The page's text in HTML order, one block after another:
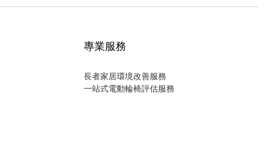
專業服務
長者家居環境改善服務
一站式電動輪椅評估服務